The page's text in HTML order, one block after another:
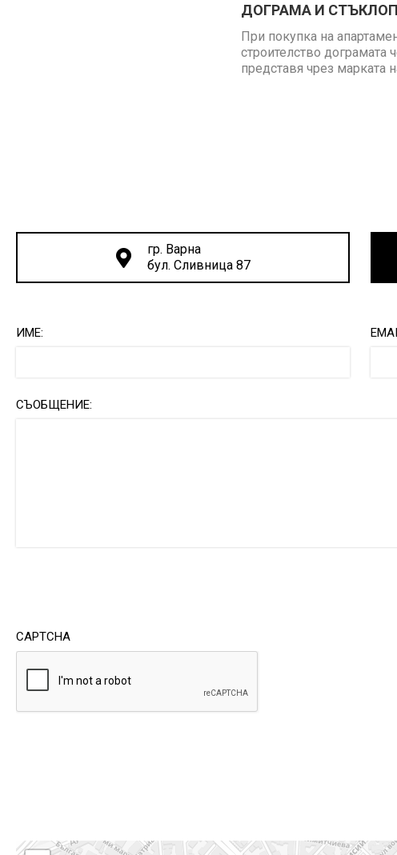
ДОГРАМА И
При покупка на
строителство дограмата
представя чрез марката
гр. Варна
бул. Сливница 87
ИМЕ:
СЪОБЩЕНИЕ:
CAPTCHA